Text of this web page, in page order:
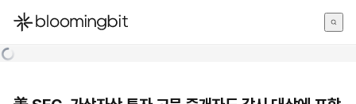
한국어